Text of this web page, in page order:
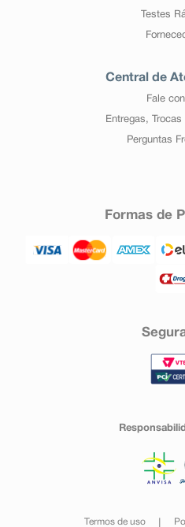
Testes
Central de
Fale
Entregas,
Perguntas
Formas de
Termos de uso